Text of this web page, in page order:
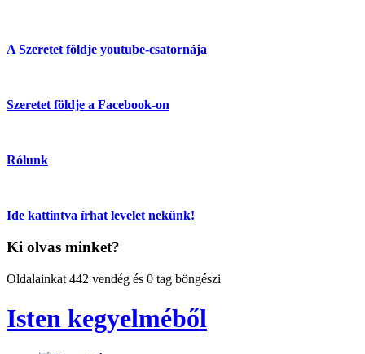
A Szeretet földje youtube-csatornája
Szeretet földje a Facebook-on
Rólunk
Ide kattintva írhat levelet nekünk!
Ki olvas minket?
Oldalainkat 442 vendég és 0 tag böngészi
Isten kegyelméből